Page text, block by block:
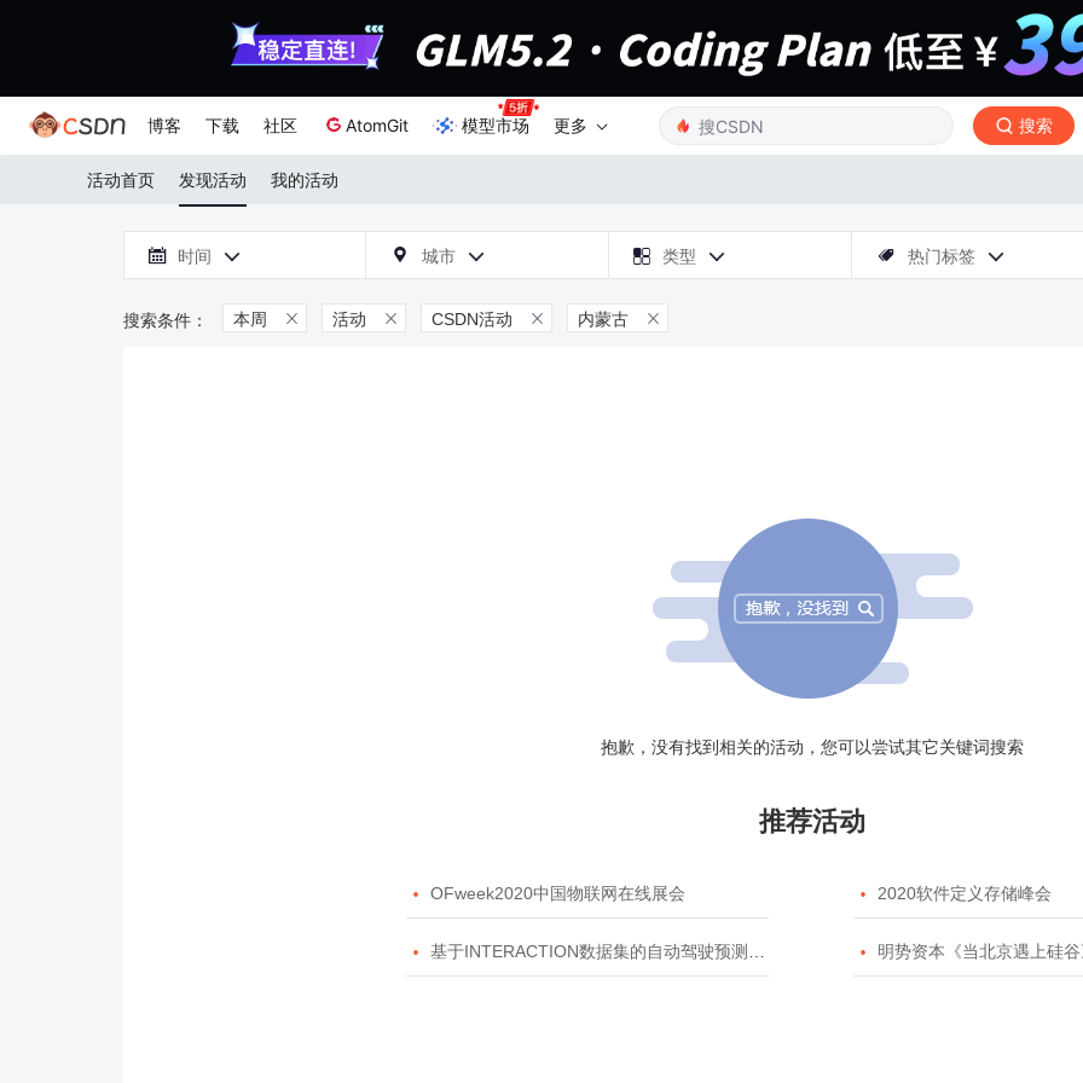
博客 下载 社区 AtomGit 模型市场 更多 搜索
活动首页 发现活动 我的活动
 时间   城市   类型   热门标签 
本周  活动  CSDN活动  内蒙古 
抱歉，没有找到相关的活动，您可以尝试其它关键词搜索
推荐活动
 OFweek2020中国物联网在线展会  2020软件定义存储峰会
 基于INTERACTION数据集的自动驾驶预测模型挑战赛  明势资本《当北京遇上硅谷》系列